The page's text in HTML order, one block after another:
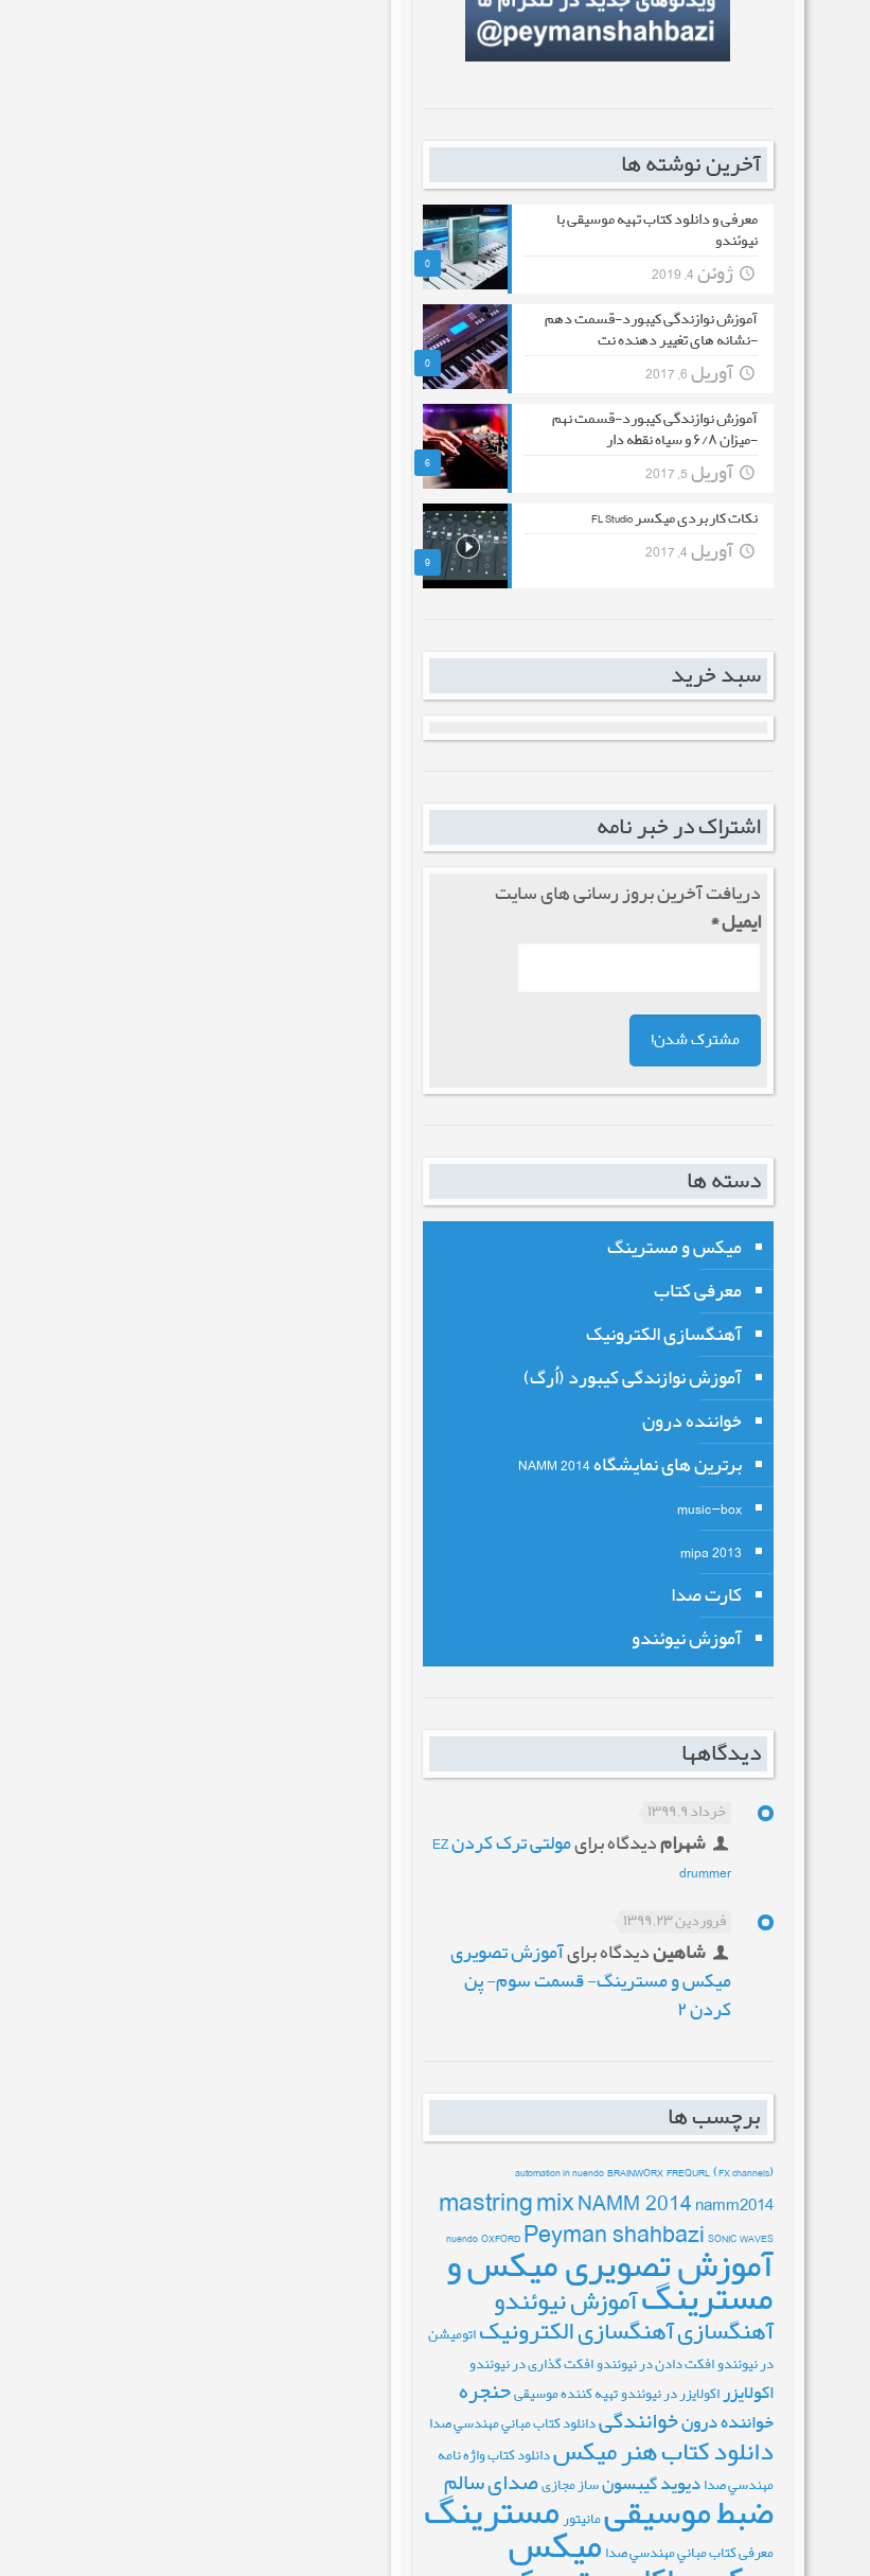
آخرین نوشته ها
0
معرفی و دانلود کتاب تهیه موسیقی با
نیوئندو
ژوئن 4, 2019
0
آموزش نوازندگی کیبورد-قسمت دهم
-نشانه های تغییر دهنده نت
آوریل 6, 2017
6
آموزش نوازندگی کیبورد-قسمت نهم
-میزان ۶/۸ و سیاه نقطه دار
آوریل 5, 2017
9
نکات کاربردی میکسر FL Studio
آوریل 4, 2017
سبد خرید
اشتراک در خبر نامه
دریافت آخرین بروز رسانی های سایت
ایمیل*
دسته ها
میکس و مسترینگ
معرفی کتاب
آهنگسازی الکترونیک
آموزش نوازندگی کیبورد (اُرگ)
خواننده درون
برترین های نمایشگاه NAMM 2014
music-box
mipa 2013
کارت صدا
آموزش نیوئندو
دیدگاهها
خرداد ۹, ۱۳۹۹
شهرامدیدگاه برای
مولتی ترک کردن EZ
drummer
فروردین ۲۳, ۱۳۹۹
شاهیندیدگاه برایآموزش تصویری
میکس و مسترینگ- قسمت سوم- پن
کردن ۲
برچسب ها
(FX channels)
automation in nuendoBRAINWORXFREQURL
mastringmixNAMM 2014namm2014
nuendoOXFORDPeyman shahbaziSONICWAVES
آموزش تصویری میکس و
مسترینگآموزش نیوئندو
آهنگسازیآهنگسازی الکترونیکاتومیشن
در نیوئندوافکت دادن در نیوئندوافکت گذاری در نیوئندو
اکولایزراکولایزر در نیوئندوتهیه کننده موسیقیحنجره
خواننده درونخوانندگیدانلود کتاب مباني مهندسي صدا
دانلود کتاب هنر میکسدانلود کتاب واژه نامه
مهندسي صدادیوید گیبسونساز مجازیصدای سالم
ضبط موسیقیمانیتور مسترینگ
معرفی کتاب مباني مهندسي صدا میکس